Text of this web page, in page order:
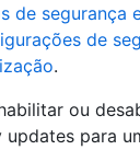
de segurança
de
.
ou
updates para